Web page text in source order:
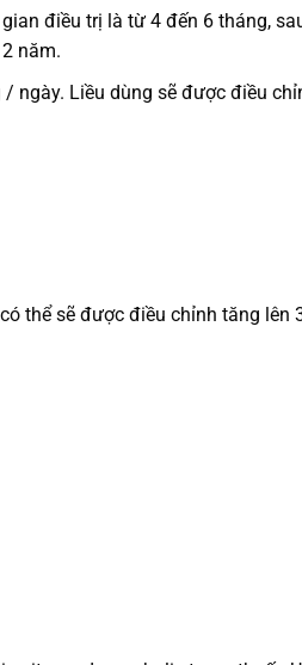
điều trị là từ 4 đến 6 tháng,
năm.
Liều dùng sẽ được điều
thể sẽ được điều chỉnh tăng lên